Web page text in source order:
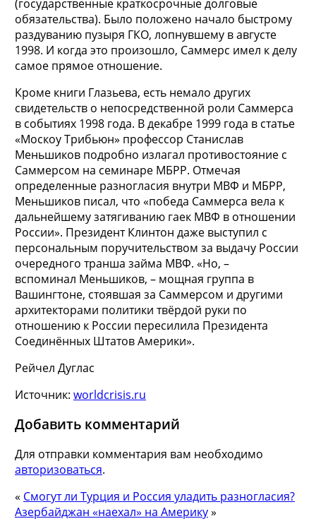
(государственные краткосрочные долговые
обязательства). Было положено начало быстрому
раздуванию пузыря ГКО, лопнувшему в августе
1998. И когда это произошло, Саммерс имел к делу
самое прямое отношение.
Кроме книги Глазьева, есть немало других
свидетельств о непосредственной роли Саммерса
в событиях 1998 года. В декабре 1999 года в статье
«Москоу Трибьюн» профессор Станислав
Меньшиков подробно излагал противостояние с
Саммерсом на семинаре МБРР. Отмечая
определенные разногласия внутри МВФ и МБРР,
Меньшиков писал, что «победа Саммерса вела к
дальнейшему затягиванию гаек МВФ в отношении
России». Президент Клинтон даже выступил с
персональным поручительством за выдачу России
очередного транша займа МВФ. «Но, –
вспоминал Меньшиков, – мощная группа в
Вашингтоне, стоявшая за Саммерсом и другими
архитекторами политики твёрдой руки по
отношению к России пересилила Президента
Соединённых Штатов Америки».
Рейчел Дуглас
Источник: worldcrisis.ru
Добавить комментарий
Для отправки комментария вам необходимо
авторизоваться.
« Смогут ли Турция и Россия уладить разногласия?
Азербайджан «наехал» на Америку»